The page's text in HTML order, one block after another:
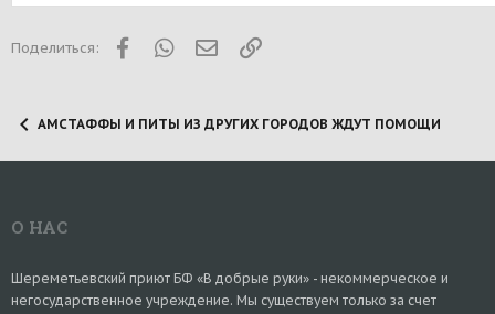
Поделиться: FacebookWhatsAppЭлектронная почта
Ссылка
АМСТАФФЫ И ПИТЫ ИЗ ДРУГИХ ГОРОДОВ ЖДУТ ПОМОЩИ
О НАС
Шереметьевский приют БФ «В добрые руки» - некоммерческое и
негосударственное учреждение. Мы существуем только за счет